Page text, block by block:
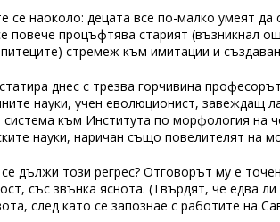
се наоколо: децата все по-малко умеят
повече процъфтява старият (възникнал
стремеж към имитации и
днес с трезва горчивина
науки, учен еволюционист, завеждащ
система към Института по морфология на
науки, наричан също повелителят на
дължи този регрес? Отговорът му е
със звънка яснота. (Твърдят, че едва
след като се запознае с работите на